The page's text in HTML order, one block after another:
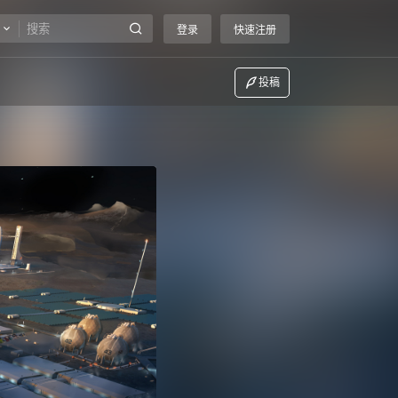
登录 快速注册
投稿